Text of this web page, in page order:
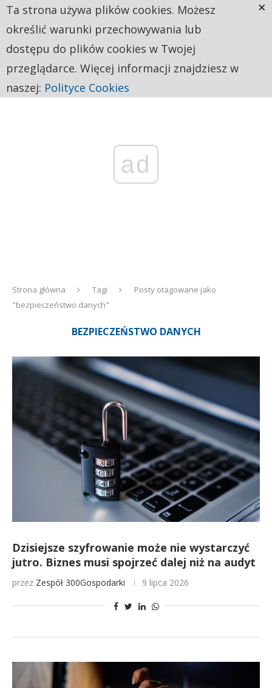
ad
Strona główna Tagi
Posty otagowane jako
"bezpieczeństwo danych"
BEZPIECZEŃSTWO DANYCH
Dzisiejsze szyfrowanie może nie wystarczyć
jutro. Biznes musi spojrzeć dalej niż na audyt
przez Zespół 300Gospodarki 9 lipca 2026
Ta strona używa plików cookies. Możesz
określić warunki przechowywania lub
dostępu do plików cookies w Twojej
przeglądarce. Więcej informacji znajdziesz w
naszej: Polityce Cookies
×